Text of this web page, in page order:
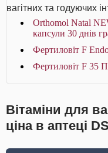
вагітних та годуючих
Orthomol Natal
капсули 30 днів
Фертиловіт F
Фертиловіт F 35
Вітаміни для
ціна в аптеці DS